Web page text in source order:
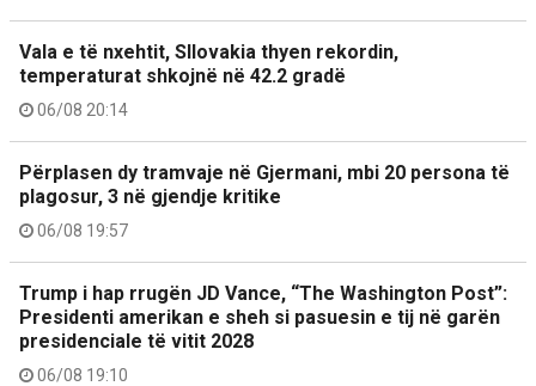
Vala e të nxehtit, Sllovakia thyen rekordin,
temperaturat shkojnë në 42.2 gradë
06/08 20:14
Përplasen dy tramvaje në Gjermani, mbi 20 persona të
plagosur, 3 në gjendje kritike
06/08 19:57
Trump i hap rrugën JD Vance, “The Washington Post”:
Presidenti amerikan e sheh si pasuesin e tij në garën
presidenciale të vitit 2028
06/08 19:10